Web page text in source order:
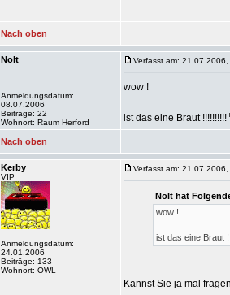
Nach oben
Nolt
Anmeldungsdatum:
08.07.2006
Beiträge: 22
Wohnort: Raum Herford
Verfasst am:
wow !
ist das eine Braut !!!!!!!!!!
Nach oben
Kerby
VIP
Anmeldungsdatum:
24.01.2006
Beiträge: 133
Wohnort: OWL
Verfasst am:
Nolt hat
wow !
ist das eine Braut
Kannst Sie ja mal